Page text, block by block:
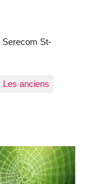
Serecom St-
Les anciens